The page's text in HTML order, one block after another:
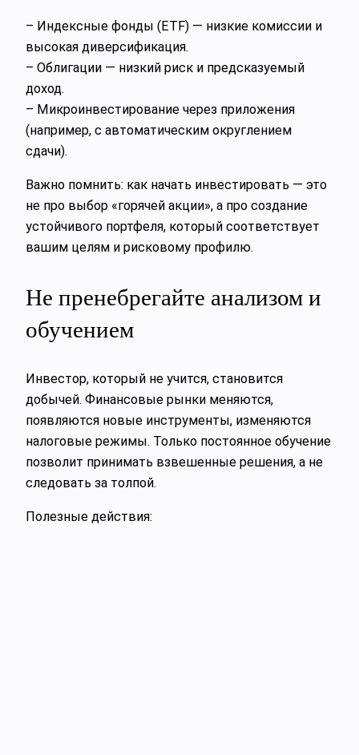
– Индексные фонды (ETF) — низкие комиссии и
высокая диверсификация.
– Облигации — низкий риск и предсказуемый
доход.
– Микроинвестирование через приложения
(например, с автоматическим округлением
сдачи).
Важно помнить: как начать инвестировать — это
не про выбор «горячей акции», а про создание
устойчивого портфеля, который соответствует
вашим целям и рисковому профилю.
Не пренебрегайте анализом и
обучением
Инвестор, который не учится, становится
добычей. Финансовые рынки меняются,
появляются новые инструменты, изменяются
налоговые режимы. Только постоянное обучение
позволит принимать взвешенные решения, а не
следовать за толпой.
Полезные действия: